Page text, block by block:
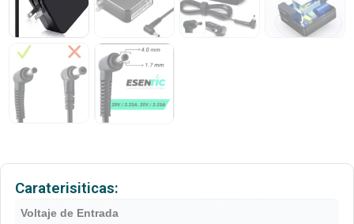
Caraterisiticas:
Voltaje de Entrada